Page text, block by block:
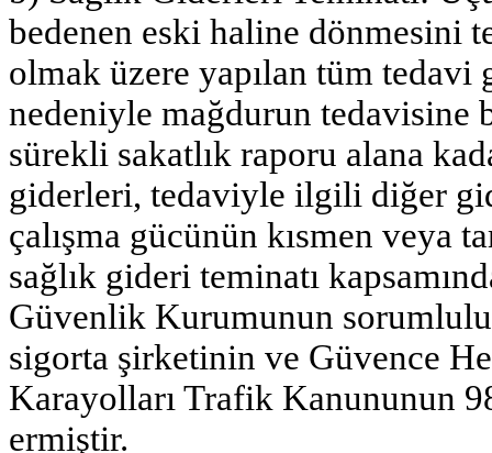
bedenen eski haline dönmesini
olmak üzere yapılan tüm
nedeniyle mağdurun tedavisine
sürekli sakatlık raporu alana
giderleri, tedaviyle ilgili diğer
çalışma gücünün kısmen veya
sağlık gideri teminatı
Güvenlik Kurumunun
sigorta şirketinin ve Güvence
Karayolları Trafik Kanununun
ermiştir.